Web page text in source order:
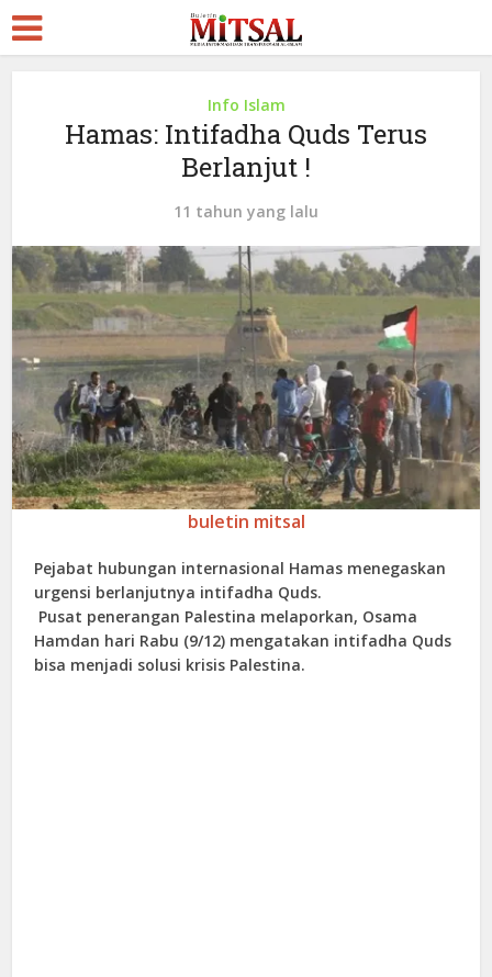
Info Islam
Hamas: Intifadha Quds Terus
Berlanjut !
11 tahun yang lalu
buletin mitsal
Pejabat hubungan internasional Hamas menegaskan
urgensi berlanjutnya intifadha Quds.
Pusat penerangan Palestina melaporkan, Osama
Hamdan hari Rabu (9/12) mengatakan intifadha Quds
bisa menjadi solusi krisis Palestina.